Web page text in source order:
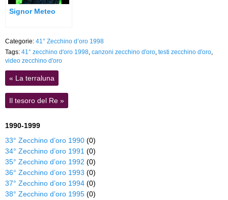
Signor Meteo
Categorie: 41° Zecchino d’oro 1998
Tags: 41° zecchino d'oro 1998 canzoni zecchino d'oro testi zecchino d'oro
video zecchino d'oro
« La terraluna
Il tesoro del Re »
1990-1999
33° Zecchino d’oro 1990 (0)
34° Zecchino d’oro 1991 (0)
35° Zecchino d’oro 1992 (0)
36° Zecchino d’oro 1993 (0)
37° Zecchino d’oro 1994 (0)
38° Zecchino d’oro 1995 (0)